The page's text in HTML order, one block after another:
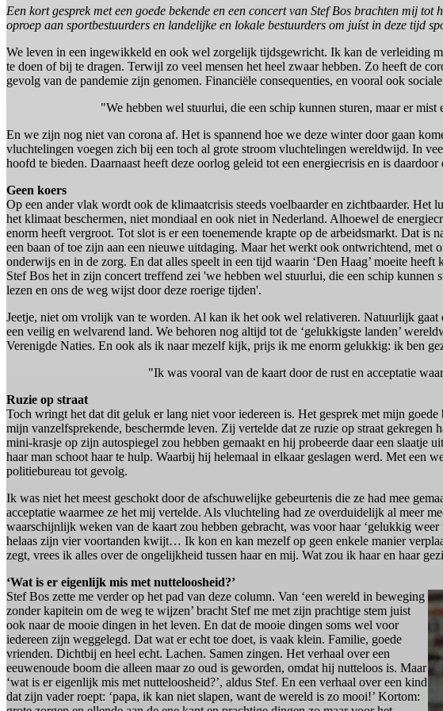
Een kort gesprek met een goede bekende en een concert van Stef Bos brachten mij
oproep aan sportbestuurders en landelijke en lokale bestuurders om juíst in deze tijd
We leven in een ingewikkeld en ook wel zorgelijk tijdsgewricht. Ik kan de verleiding
te doen of bij te dragen. Terwijl zo veel mensen het heel zwaar hebben. Zo heeft de
gevolg van de pandemie zijn genomen. Financiële consequenties, en vooral ook
"We hebben wel stuurlui, die een schip kunnen sturen, maar er
En we zijn nog niet van corona af. Het is spannend hoe we deze winter door gaan
vluchtelingen voegen zich bij een toch al grote stroom vluchtelingen wereldwijd. In
hoofd te bieden. Daarnaast heeft deze oorlog geleid tot een energiecrisis en is
Geen koers
Op een ander vlak wordt ook de klimaatcrisis steeds voelbaarder en zichtbaarder. Het
het klimaat beschermen, niet mondiaal en ook niet in Nederland. Alhoewel de
enorm heeft vergroot. Tot slot is er een toenemende krapte op de arbeidsmarkt. Dat is
een baan of toe zijn aan een nieuwe uitdaging. Maar het werkt ook ontwrichtend, met
onderwijs en in de zorg. En dat alles speelt in een tijd waarin ‘Den Haag’ moeite
Stef Bos het in zijn concert treffend zei 'we hebben wel stuurlui, die een schip kunnen
lezen en ons de weg wijst door deze roerige tijden'.
Jeetje, niet om vrolijk van te worden. Al kan ik het ook wel relativeren. Natuurlijk gaat
een veilig en welvarend land. We behoren nog altijd tot de ‘gelukkigste landen’
Verenigde Naties. En ook als ik naar mezelf kijk, prijs ik me enorm gelukkig: ik ben
"Ik was vooral van de kaart door de rust en acceptatie
Ruzie op straat
Toch wringt het dat dit geluk er lang niet voor iedereen is. Het gesprek met mijn
mijn vanzelfsprekende, beschermde leven. Zij vertelde dat ze ruzie op straat gekregen
mini-krasje op zijn autospiegel zou hebben gemaakt en hij probeerde daar een slaatje
haar man schoot haar te hulp. Waarbij hij helemaal in elkaar geslagen werd. Met een
politiebureau tot gevolg.
Ik was niet het meest geschokt door de afschuwelijke gebeurtenis die ze had mee
acceptatie waarmee ze het mij vertelde. Als vluchteling had ze overduidelijk al meer
waarschijnlijk weken van de kaart zou hebben gebracht, was voor haar ‘gelukkig
helaas zijn vier voortanden kwijt… Ik kon en kan mezelf op geen enkele manier
zegt, vrees ik alles over de ongelijkheid tussen haar en mij. Wat zou ik haar en haar
‘Wat is er eigenlijk mis met nutteloosheid?’
Stef Bos zette me verder op het pad van deze column. Van ‘een wereld in beweging
zonder kapitein om de weg te wijzen’ bracht Stef me met zijn prachtige stem juist
ook naar de mooie dingen in het leven. En dat de mooie dingen soms wel voor
iedereen zijn weggelegd. Dat wat er echt toe doet, is vaak klein. Familie, goede
vrienden. Dichtbij en heel echt. Lachen. Samen zingen. Het verhaal over een
eeuwenoude boom die alleen maar zo oud is geworden, omdat hij nutteloos is. Maar
‘wat is er eigenlijk mis met nutteloosheid?’, aldus Stef. En een verhaal over een kind
dat zijn vader roept: ‘papa, ik kan niet slapen, want de wereld is zo mooi!’ Kortom: